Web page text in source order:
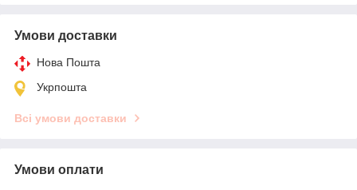
Умови доставки
Нова Пошта
Укрпошта
Всі умови доставки
Умови оплати